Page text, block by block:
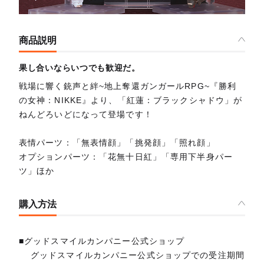
商品説明
果し合いならいつでも歓迎だ。
戦場に響く銃声と絆~地上奪還ガンガールRPG~『勝利
の女神：NIKKE』より、「紅蓮：ブラックシャドウ」が
ねんどろいどになって登場です！
表情パーツ：「無表情顔」「挑発顔」「照れ顔」
オプションパーツ：「花無十日紅」「専用下半身パー
ツ」ほか
購入方法
■グッドスマイルカンパニー公式ショップ
グッドスマイルカンパニー公式ショップでの受注期間